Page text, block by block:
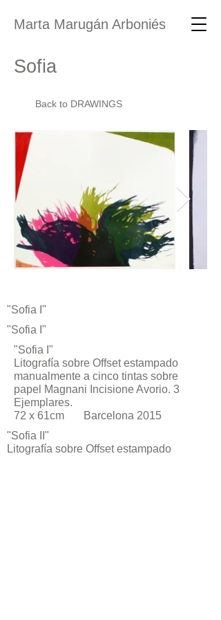
Marta Marugán Arboniés
Sofia
Back to DRAWINGS
"Sofia I"
"Sofia I"
"Sofia I"
Litografía sobre Offset estampado
manualmente a cinco tintas sobre
papel Magnani Incisione Avorio. 3
Ejemplares.
72 x 61cm Barcelona 2015
"Sofia II"
Litografía sobre Offset estampado